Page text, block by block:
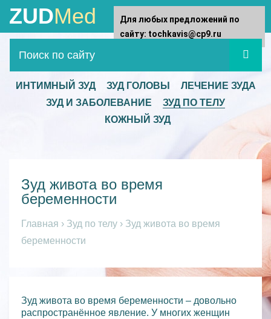
ZUDMed
ИНТИМНЫЙ ЗУД ЗУД ГОЛОВЫ
ЛЕЧЕНИЕ ЗУДА
ЗУД И ЗАБОЛЕВАНИЕ
ЗУД ПО ТЕЛУ
КОЖНЫЙ ЗУД
Зуд живота во время
беременности
Главная › Зуд по телу › Зуд живота во время
беременности
Зуд живота во время беременности – довольно
распространённое явление. У многих женщин
Для любых предложений по
сайту: tochkavis@cp9.ru